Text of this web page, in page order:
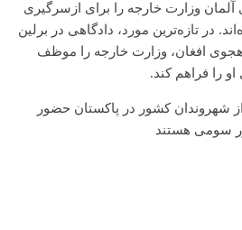
وزارت خارجه را برای ازسرگیری
در تازه‌ترین مورد، دادگاهی در برلین
افغان، وزارت خارجه را موظف
را فراهم کند.
شهروندان کشور در پاکستان حضور
سومی هستند